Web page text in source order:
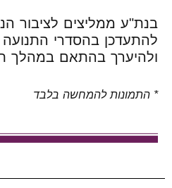
בנת"ע ממליצים לציבור
להתעדכן בהסדרי התנועה
ולהיערך בהתאם במהלך
* התמונות להמחשה בלבד